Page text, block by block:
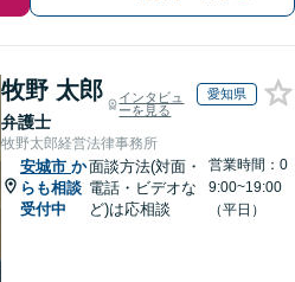
牧野 太郎
弁護士
インタビュ
ーを見る
愛知県
牧野太郎経営法律事務所
安城市 か
らも相談
受付中
面談方法(対面・
電話・ビデオな
ど)は応相談
営業時間：0
9:00~19:00
（平日）